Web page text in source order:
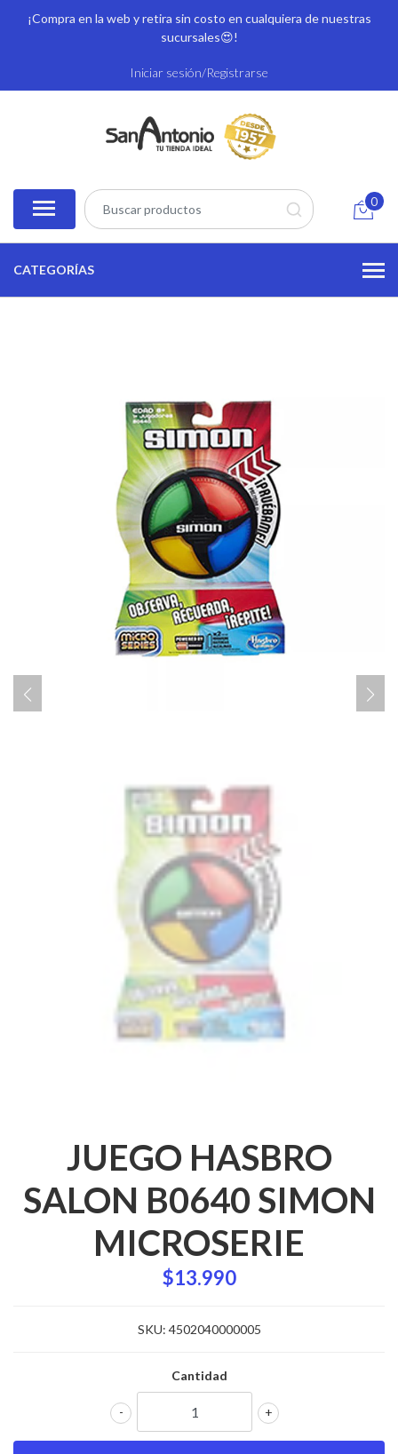
¡Compra en la web y retira sin costo en cualquiera de nuestras
sucursales😍!
Iniciar sesión/Registrarse
0
CATEGORÍAS
JUEGO HASBRO
SALON B0640 SIMON
MICROSERIE
$13.990
SKU: 4502040000005
Cantidad
+
-